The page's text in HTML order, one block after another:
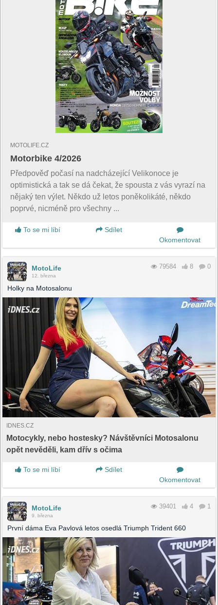
MOTOLIFE.CZ
Motorbike 4/2026
Předpověď počasí na nadcházející Velikonoce je
optimistická a tak se dá čekat, že spousta z vás vyrazí na
nějaký ten výlet. Někdo už letos poněkolikáté, někdo
poprvé, nicméně pro všechny ...
To se mi líbí
Sdílet
Okomentovat
MotoLife
12. března
79584 8 0
Holky na Motosalonu
IDNES.CZ
Motocykly, nebo hostesky? Návštěvníci Motosalonu
opět nevěděli, kam dřív s očima
To se mi líbí
Sdílet
Okomentovat
MotoLife
9. března
39401 4 1
První dáma Eva Pavlová letos osedlá Triumph Trident 660